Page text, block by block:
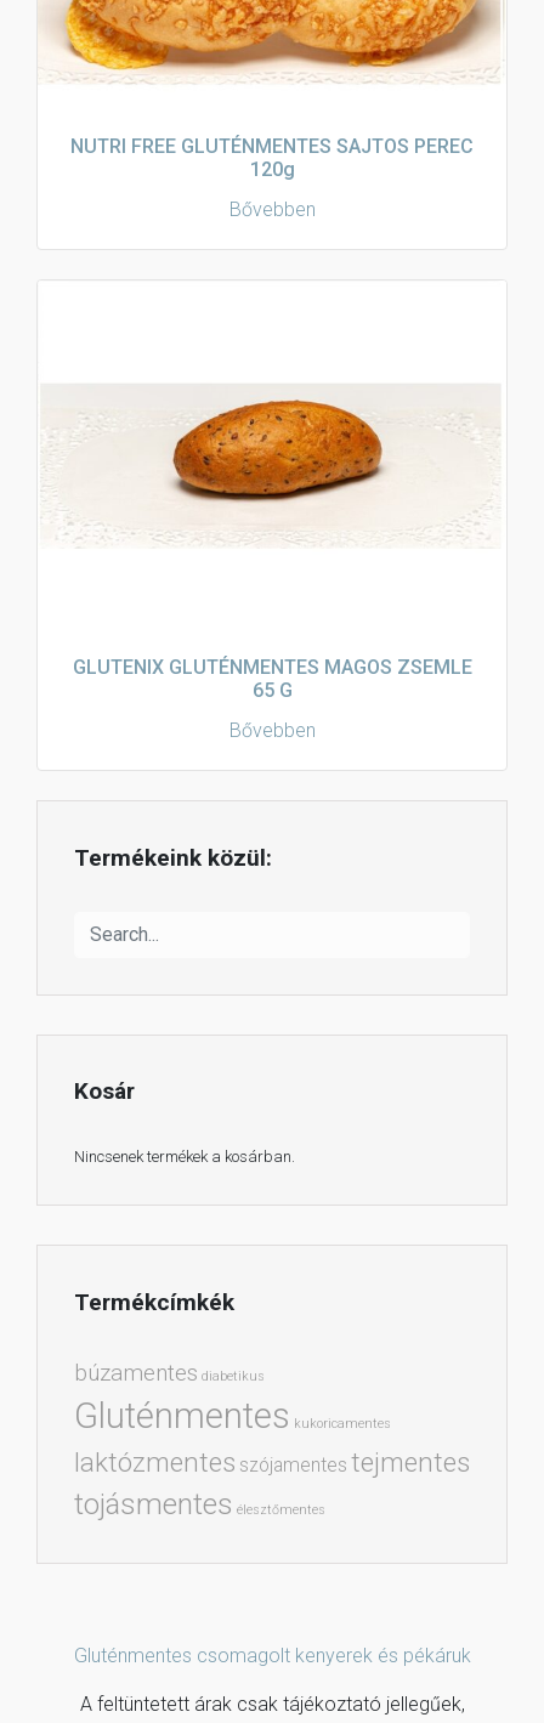
NUTRI FREE GLUTÉNMENTES SAJTOS PEREC
120g
Bővebben
GLUTENIX GLUTÉNMENTES MAGOS ZSEMLE
65 G
Bővebben
Termékeink közül:
Kosár
Nincsenek termékek a kosárban.
Termékcímkék
búzamentes diabetikus
Gluténmentes kukoricamentes
laktózmentes szójamentes tejmentes
tojásmentes élesztőmentes
Gluténmentes csomagolt kenyerek és pékáruk
A feltüntetett árak csak tájékoztató jellegűek,